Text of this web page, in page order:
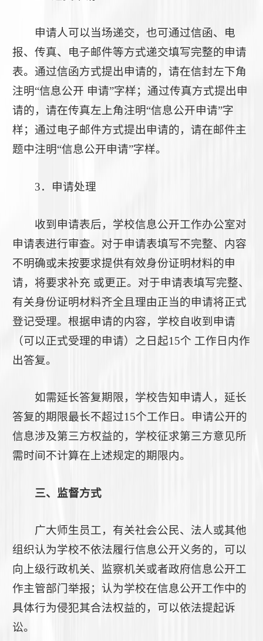
申请人可以当场递交，也可通过信函、电
报、传真、电子邮件等方式递交填写完整的申请
表。通过信函方式提出申请的，请在信封左下角
注明“信息公开 申请”字样；通过传真方式提出申
请的，请在传真左上角注明“信息公开申请”字
样；通过电子邮件方式提出申请的，请在邮件主
题中注明“信息公开申请”字样。
3．申请处理
收到申请表后，学校信息公开工作办公室对
申请表进行审查。对于申请表填写不完整、内容
不明确或未按要求提供有效身份证明材料的申
请，将要求补充 或更正。对于申请表填写完整、
有关身份证明材料齐全且理由正当的申请将正式
登记受理。根据申请的内容，学校自收到申请
（可以正式受理的申请）之日起15个 工作日内作
出答复。
如需延长答复期限，学校告知申请人，延长
答复的期限最长不超过15个工作日。申请公开的
信息涉及第三方权益的，学校征求第三方意见所
需时间不计算在上述规定的期限内。
三、监督方式
广大师生员工，有关社会公民、法人或其他
组织认为学校不依法履行信息公开义务的，可以
向上级行政机关、监察机关或者政府信息公开工
作主管部门举报；认为学校在信息公开工作中的
具体行为侵犯其合法权益的，可以依法提起诉
讼。